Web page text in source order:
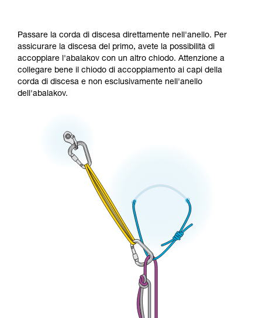
Passare la corda di discesa direttamente nell'anello. Per
assicurare la discesa del primo, avete la possibilità di
accoppiare l'abalakov con un altro chiodo. Attenzione a
collegare bene il chiodo di accoppiamento ai capi della
corda di discesa e non esclusivamente nell'anello
dell'abalakov.